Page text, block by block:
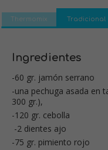
Thermomix Tradicional
Ingredientes
-60 gr. jamón serrano
-una pechuga asada en
300 gr.),
-120 gr. cebolla
-2 dientes ajo
-75 gr. pimiento rojo